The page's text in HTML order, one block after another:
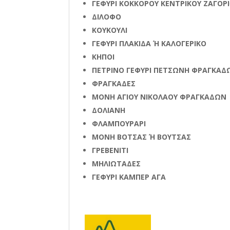
ΓΕΦΥΡΙ ΚΟΚΚΟΡΟΥ ΚΕΝΤΡΙΚΟΥ
ΔΙΛΟΦΟ
ΚΟΥΚΟΥΛΙ
ΓΕΦΥΡΙ ΠΛΑΚΙΔΑ Ή ΚΑΛΟΓΕΡΙΚΟ
ΚΗΠΟΙ
ΠΕΤΡΙΝΟ ΓΕΦΥΡΙ ΠΕΤΣΩΝΗ
ΦΡΑΓΚΑΔΕΣ
ΜΟΝΗ ΑΓΙΟΥ ΝΙΚΟΛΑΟΥ ΦΡΑΓΚΑΔΩΝ
ΔΟΛΙΑΝΗ
ΦΛΑΜΠΟΥΡΑΡΙ
ΜΟΝΗ ΒΟΤΣΑΣ Ή ΒΟΥΤΣΑΣ
ΓΡΕΒΕΝΙΤΙ
ΜΗΛΙΩΤΑΔΕΣ
ΓΕΦΥΡΙ ΚΑΜΠΕΡ ΑΓΑ